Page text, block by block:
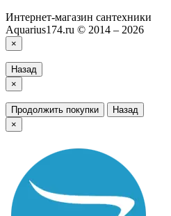
Интернет-магазин сантехники
Aquarius174.ru © 2014 – 2026
×
Назад
×
Продолжить покупки
Назад
×